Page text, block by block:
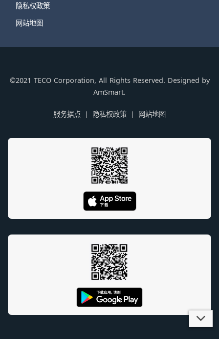
隐私权政策
网站地图
©2021 TECO Corporation, All Rights Reserved. Designed by
AmSmart.
服务据点 隐私权政策 网站地图